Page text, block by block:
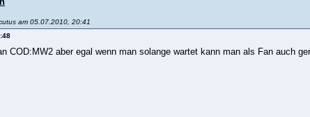
am 05.07.2010, 20:41
COD:MW2 aber egal wenn man solange wartet kann man als Fan auch